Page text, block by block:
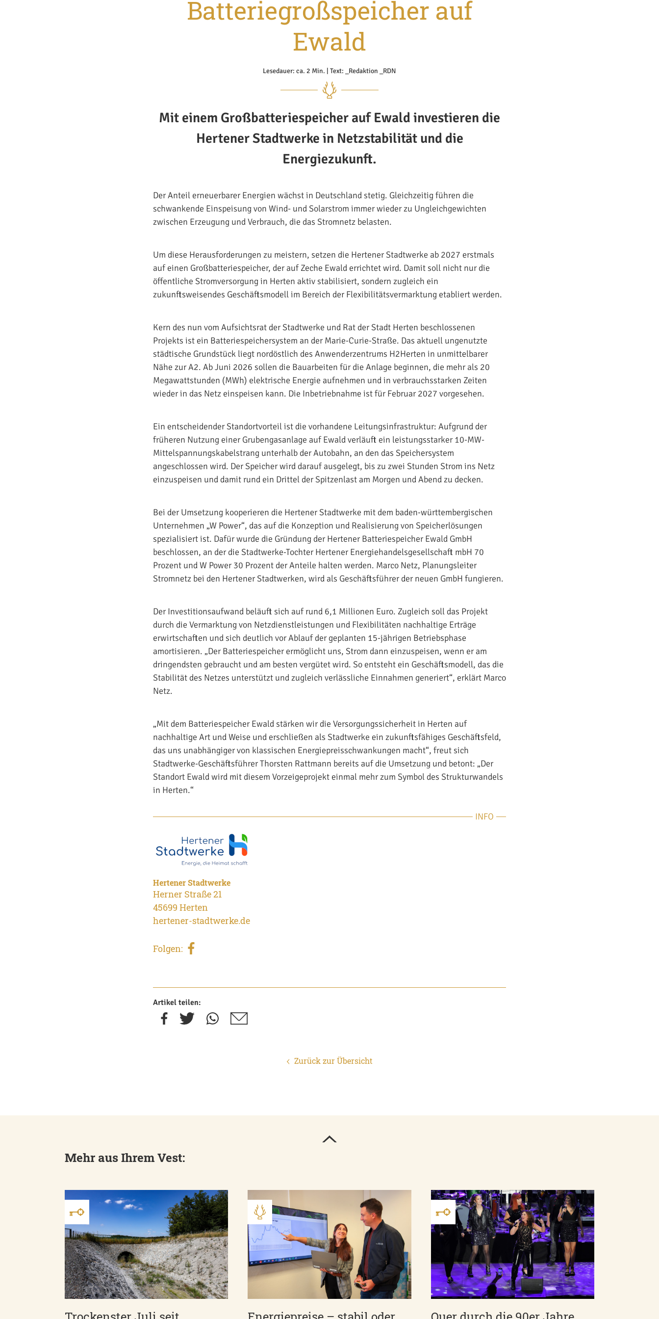
Batteriegroßspeicher auf
Ewald
Lesedauer: ca. 2 Min. | Text: _Redaktion _RDN
Mit einem Großbatteriespeicher auf Ewald investieren die
Hertener Stadtwerke in Netzstabilität und die
Energiezukunft.
Der Anteil erneuerbarer Energien wächst in Deutschland stetig. Gleichzeitig führen die
schwankende Einspeisung von Wind- und Solarstrom immer wieder zu Ungleichgewichten
zwischen Erzeugung und Verbrauch, die das Stromnetz belasten.
Um diese Herausforderungen zu meistern, setzen die Hertener Stadtwerke ab 2027 erstmals
auf einen Großbatteriespeicher, der auf Zeche Ewald errichtet wird. Damit soll nicht nur die
öffentliche Stromversorgung in Herten aktiv stabilisiert, sondern zugleich ein
zukunftsweisendes Geschäftsmodell im Bereich der Flexibilitätsvermarktung etabliert werden.
Kern des nun vom Aufsichtsrat der Stadtwerke und Rat der Stadt Herten beschlossenen
Projekts ist ein Batteriespeichersystem an der Marie-Curie-Straße. Das aktuell ungenutzte
städtische Grundstück liegt nordöstlich des Anwenderzentrums H2Herten in unmittelbarer
Nähe zur A2. Ab Juni 2026 sollen die Bauarbeiten für die Anlage beginnen, die mehr als 20
Megawattstunden (MWh) elektrische Energie aufnehmen und in verbrauchsstarken Zeiten
wieder in das Netz einspeisen kann. Die Inbetriebnahme ist für Februar 2027 vorgesehen.
Ein entscheidender Standortvorteil ist die vorhandene Leitungsinfrastruktur: Aufgrund der
früheren Nutzung einer Grubengasanlage auf Ewald verläuft ein leistungsstarker 10-MW-
Mittelspannungskabelstrang unterhalb der Autobahn, an den das Speichersystem
angeschlossen wird. Der Speicher wird darauf ausgelegt, bis zu zwei Stunden Strom ins Netz
einzuspeisen und damit rund ein Drittel der Spitzenlast am Morgen und Abend zu decken.
Bei der Umsetzung kooperieren die Hertener Stadtwerke mit dem baden-württembergischen
Unternehmen „W Power“, das auf die Konzeption und Realisierung von Speicherlösungen
spezialisiert ist. Dafür wurde die Gründung der Hertener Batteriespeicher Ewald GmbH
beschlossen, an der die Stadtwerke-Tochter Hertener Energiehandelsgesellschaft mbH 70
Prozent und W Power 30 Prozent der Anteile halten werden. Marco Netz, Planungsleiter
Stromnetz bei den Hertener Stadtwerken, wird als Geschäftsführer der neuen GmbH fungieren.
Der Investitionsaufwand beläuft sich auf rund 6,1 Millionen Euro. Zugleich soll das Projekt
durch die Vermarktung von Netzdienstleistungen und Flexibilitäten nachhaltige Erträge
erwirtschaften und sich deutlich vor Ablauf der geplanten 15-jährigen Betriebsphase
amortisieren. „Der Batteriespeicher ermöglicht uns, Strom dann einzuspeisen, wenn er am
dringendsten gebraucht und am besten vergütet wird. So entsteht ein Geschäftsmodell, das die
Stabilität des Netzes unterstützt und zugleich verlässliche Einnahmen generiert“, erklärt Marco
Netz.
„Mit dem Batteriespeicher Ewald stärken wir die Versorgungssicherheit in Herten auf
nachhaltige Art und Weise und erschließen als Stadtwerke ein zukunftsfähiges Geschäftsfeld,
das uns unabhängiger von klassischen Energiepreisschwankungen macht“, freut sich
Stadtwerke-Geschäftsführer Thorsten Rattmann bereits auf die Umsetzung und betont: „Der
Standort Ewald wird mit diesem Vorzeigeprojekt einmal mehr zum Symbol des Strukturwandels
in Herten.“
INFO
Hertener Stadtwerke
Herner Straße 21
45699 Herten
hertener-stadtwerke.de
Folgen:
Artikel teilen:
Zurück zur Übersicht
Mehr aus Ihrem Vest: